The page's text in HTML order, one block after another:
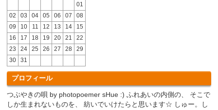
01
02
03 04 05 06 07
08
09
10 11 12 13 14
15
16
17 18 19 20 21
22
23
24 25 26 27 28
29
30
31
プロフィール
つぶやきの唄 by photopoemer sHue :) ふれあいの内側の、 そこで
しか生まれないものを、 紡いでいけたらと思います☆ しゅー。し